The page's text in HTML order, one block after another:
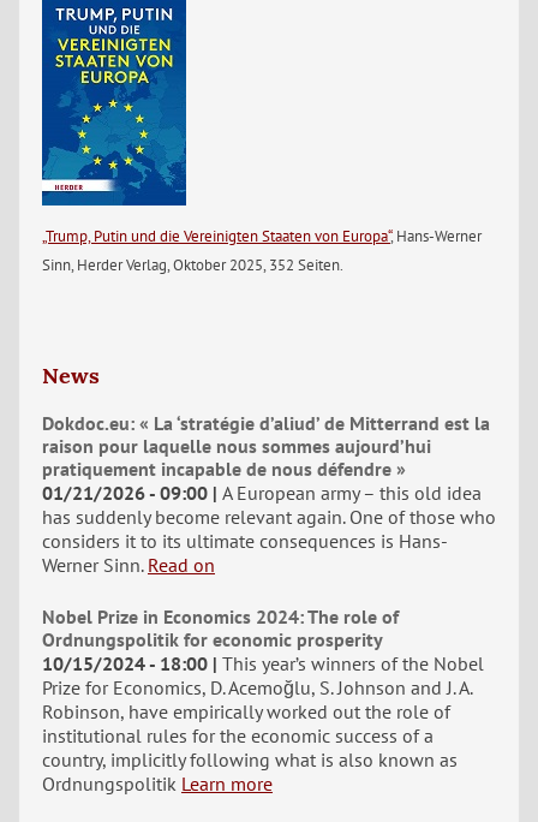
„Trump, Putin und die Vereinigten Staaten von Europa“, Hans-Werner
Sinn, Herder Verlag, Oktober 2025, 352 Seiten.
News
Dokdoc.eu: « La ‘stratégie d’aliud’ de Mitterrand est la
raison pour laquelle nous sommes aujourd’hui
pratiquement incapable de nous défendre »
01/21/2026 - 09:00 A European army – this old idea
has suddenly become relevant again. One of those who
considers it to its ultimate consequences is Hans-
Werner Sinn. Read on
Nobel Prize in Economics 2024: The role of
Ordnungspolitik for economic prosperity
10/15/2024 - 18:00 This year’s winners of the Nobel
Prize for Economics, D. Acemoğlu, S. Johnson and J. A.
Robinson, have empirically worked out the role of
institutional rules for the economic success of a
country, implicitly following what is also known as
Ordnungspolitik Learn more